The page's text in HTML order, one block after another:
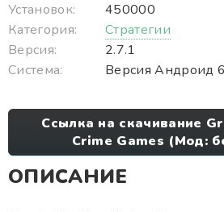
Установок:
450000
Категория:
Стратегии
Версия:
2.7.1
Система:
Версия Андроид
Ссылка на скачивание
Crime Games (Мод:
ОПИСАНИЕ